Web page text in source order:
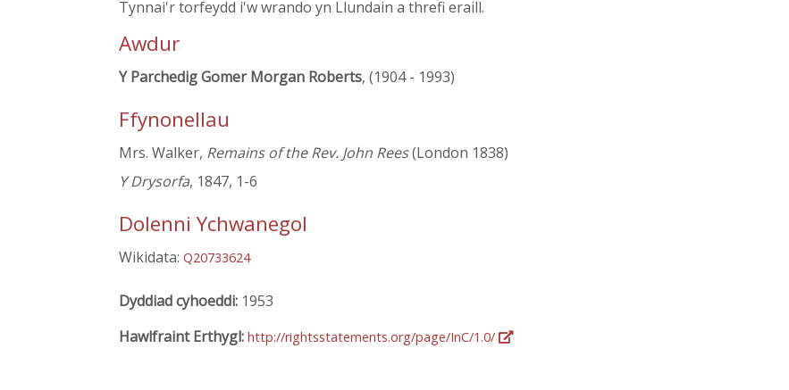
Tynnai'r torfeydd i'w wrando yn Llundain a threfi eraill.
Awdur
Y Parchedig Gomer Morgan Roberts, (1904 - 1993)
Ffynonellau
Mrs. Walker, Remains of the Rev. John Rees(London 1838)
Y Drysorfa, 1847, 1-6
Dolenni Ychwanegol
Wikidata: Q20733624
Dyddiad cyhoeddi: 1953
Hawlfraint Erthygl: http://rightsstatements.org/page/InC/1.0/